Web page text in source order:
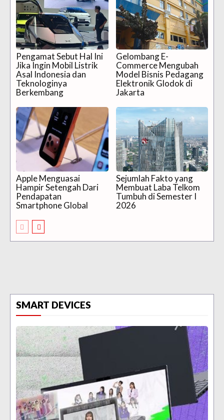
Pengamat Sebut Hal Ini
Jika Ingin Mobil Listrik
Asal Indonesia dan
Teknologinya
Berkembang
Gelombang E-
Commerce Mengubah
Model Bisnis Pedagang
Elektronik Glodok di
Jakarta
Apple Menguasai
Hampir Setengah Dari
Pendapatan
Smartphone Global
Sejumlah Fakto yang
Membuat Laba Telkom
Tumbuh di Semester I
2026
SMART DEVICES